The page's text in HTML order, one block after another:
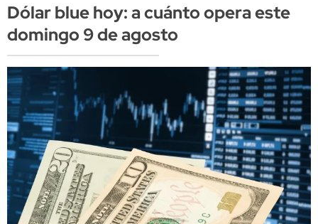
Dólar blue hoy: a cuánto opera este
domingo 9 de agosto